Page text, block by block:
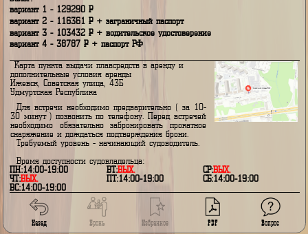
Наценка в праздничные и выходные дни 15%
Для комфортного неспешного возврата снаряжения в стоимость
включено 2 бесплатных часов, при превышении периода заданных
бесплатных часов цена проката будет увеличена на одни сутки
Залог:
вариант 1 - 129290P
вариант 2 - 116361
вариант 3 - 103432P+ водительское удостоверение
вариант 4 - 38787P+ паспорт РФ
Карта пункта выдачи плавсредств в аренду и
дополнительные условия аренды
Ижевск, Советская улица, 43Б
Удмуртская Республика
Для встречи необходимо предварительно ( за 10-
30 минут ) позвонить по телефону. Перед встречей
необходимо обязательно забронировать прокатное
снаряжение и дождаться подтверждения брони.